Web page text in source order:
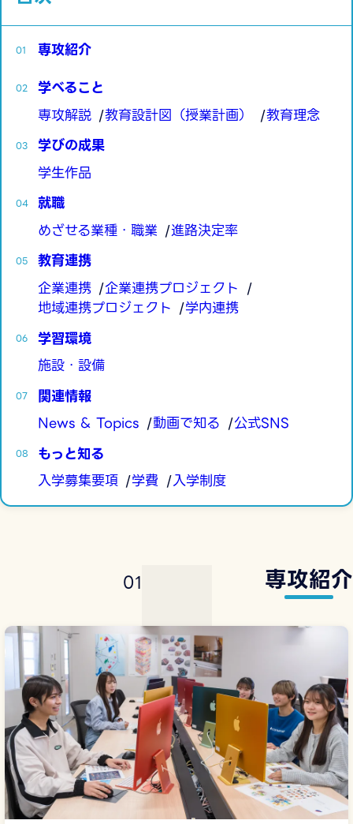
専攻紹介
学べること
専攻解説
教育設計図（授業計画）
教育理念
学びの成果
学生作品
就職
めざせる業種・職業
進路決定率
教育連携
企業連携
企業連携プロジェクト
地域連携プロジェクト
学内連携
学習環境
施設・設備
関連情報
News & Topics
動画で知る
公式SNS
もっと知る
入学募集要項
学費 入学制度
01 専攻紹介